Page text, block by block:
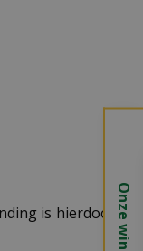
is hierdoor
Onze winkels